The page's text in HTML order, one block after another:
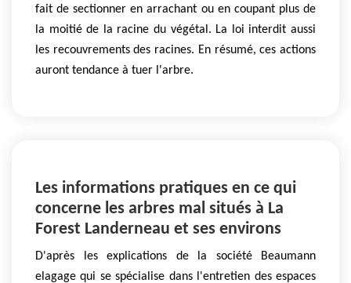
fait de sectionner en arrachant ou en coupant plus de
la moitié de la racine du végétal. La loi interdit aussi
les recouvrements des racines. En résumé, ces actions
auront tendance à tuer l'arbre.
Les informations pratiques en ce qui
concerne les arbres mal situés à La
Forest Landerneau et ses environs
D'après les explications de la société Beaumann
elagage qui se spécialise dans l'entretien des espaces